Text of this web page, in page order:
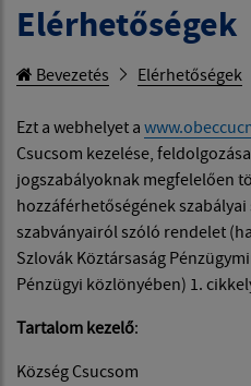
Elérhetőségek
Bevezetés Elérhetőségek
Ezt a webhelyet a
Csucsom kezelése,
jogszabályoknak megfelelően
hozzáférhetőségének szabályai
szabványairól szóló rendelet
Szlovák Köztársaság
Pénzügyi közlönyében) 1.
Tartalom kezelő:
Község Csucsom